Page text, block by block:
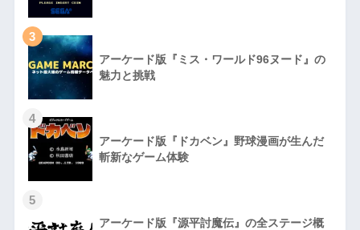
3
アーケード版『ミス・ワールド96ヌード』の
魅力と挑戦
4
アーケード版『ドカベン』野球漫画が生んだ
斬新なゲーム体験
5
アーケード版『源平討魔伝』の全ステージ概